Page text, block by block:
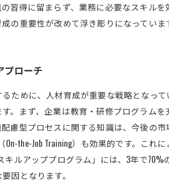
習得に留まらず、業務に必要なスキル
の重要性が改めて浮き彫りになっていま
プローチ
ために、人材育成が重要な戦略となっ
。まず、企業は教育・研修プログラム
慮型プロセスに関する知識は、今後の
the-Job Training）も効果的です。こ
ルアッププログラム」には、3年で
因となります。